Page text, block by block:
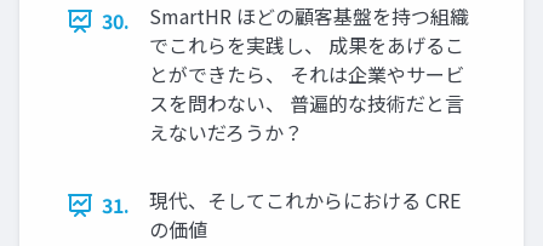
30.
SmartHR ほどの顧客基盤を持つ組織
でこれらを実践し、 成果をあげるこ
とができたら、 それは企業やサービ
スを問わない、 普遍的な技術だと言
えないだろうか？
31.
現代、そしてこれからにおける CRE
の価値